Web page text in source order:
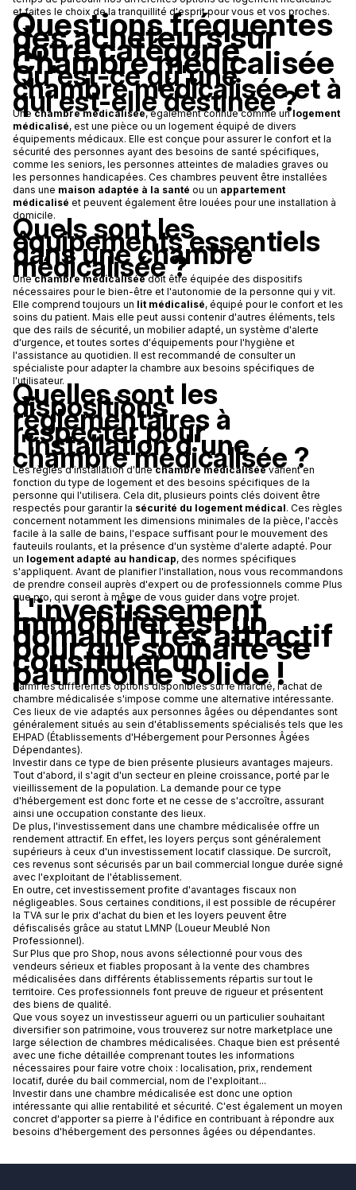
et faites le choix de la tranquillité d'esprit pour vous et vos proches.
Questions fréquentes
des acheteurs sur
notre catégorie
Chambre médicalisée
Qu'est-ce qu'une
chambre médicalisée et à
qui est-elle destinée ?
Unechambre médicalisée, également connue comme unlogement
médicalisé, est une pièce ou un logement équipé de divers
équipements médicaux. Elle est conçue pour assurer le confort et la
sécurité des personnes ayant des besoins de santé spécifiques,
comme les seniors, les personnes atteintes de maladies graves ou
les personnes handicapées. Ces chambres peuvent être installées
dans une maison adaptée à la santé ou un appartement
médicalisé et peuvent également être louées pour une installation à
domicile.
Quels sont les
équipements essentiels
dans une chambre
médicalisée ?
Unechambre médicaliséedoit être équipée des dispositifs
nécessaires pour le bien-être et l'autonomie de la personne qui y vit.
Elle comprend toujours un lit médicalisé, équipé pour le confort et les
soins du patient. Mais elle peut aussi contenir d'autres éléments, tels
que des rails de sécurité, un mobilier adapté, un système d'alerte
d'urgence, et toutes sortes d'équipements pour l'hygiène et
l'assistance au quotidien. Il est recommandé de consulter un
spécialiste pour adapter la chambre aux besoins spécifiques de
l'utilisateur.
Quelles sont les
dispositions
réglementaires à
respecter pour
l'installation d'une
chambre médicalisée ?
Les règles d'installation d'unechambre médicaliséevarient en
fonction du type de logement et des besoins spécifiques de la
personne qui l'utilisera. Cela dit, plusieurs points clés doivent être
respectés pour garantir la sécurité du logement médical. Ces règles
concernent notamment les dimensions minimales de la pièce, l'accès
facile à la salle de bains, l'espace suffisant pour le mouvement des
fauteuils roulants, et la présence d'un système d'alerte adapté. Pour
un logement adapté au handicap, des normes spécifiques
s'appliquent. Avant de planifier l'installation, nous vous recommandons
de prendre conseil auprès d'expert ou de professionnels comme Plus
que pro, qui seront à même de vous guider dans votre projet.
L'investissement
immobilier est un
domaine très attractif
pour qui souhaite se
constituer un
patrimoine solide !
Parmi les différentes options disponibles sur le marché, l'achat de
chambre médicalisée s'impose comme une alternative intéressante.
Ces lieux de vie adaptés aux personnes âgées ou dépendantes sont
généralement situés au sein d'établissements spécialisés tels que les
EHPAD (Établissements d'Hébergement pour Personnes Âgées
Dépendantes).
Investir dans ce type de bien présente plusieurs avantages majeurs.
Tout d'abord, il s'agit d'un secteur en pleine croissance, porté par le
vieillissement de la population. La demande pour ce type
d'hébergement est donc forte et ne cesse de s'accroître, assurant
ainsi une occupation constante des lieux.
De plus, l'investissement dans une chambre médicalisée offre un
rendement attractif. En effet, les loyers perçus sont généralement
supérieurs à ceux d'un investissement locatif classique. De surcroît,
ces revenus sont sécurisés par un bail commercial longue durée signé
avec l'exploitant de l'établissement.
En outre, cet investissement profite d'avantages fiscaux non
négligeables. Sous certaines conditions, il est possible de récupérer
la TVA sur le prix d'achat du bien et les loyers peuvent être
défiscalisés grâce au statut LMNP (Loueur Meublé Non
Professionnel).
Sur Plus que pro Shop, nous avons sélectionné pour vous des
vendeurs sérieux et fiables proposant à la vente des chambres
médicalisées dans différents établissements répartis sur tout le
territoire. Ces professionnels font preuve de rigueur et présentent
des biens de qualité.
Que vous soyez un investisseur aguerri ou un particulier souhaitant
diversifier son patrimoine, vous trouverez sur notre marketplace une
large sélection de chambres médicalisées. Chaque bien est présenté
avec une fiche détaillée comprenant toutes les informations
nécessaires pour faire votre choix : localisation, prix, rendement
locatif, durée du bail commercial, nom de l'exploitant...
Investir dans une chambre médicalisée est donc une option
intéressante qui allie rentabilité et sécurité. C'est également un moyen
concret d'apporter sa pierre à l'édifice en contribuant à répondre aux
besoins d'hébergement des personnes âgées ou dépendantes.